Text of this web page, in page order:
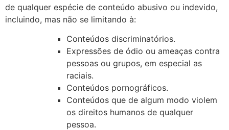
de qualquer espécie de conteúdo abusivo ou indevido,
incluindo, mas não se limitando à:
Conteúdos discriminatórios.
Expressões de ódio ou ameaças contra
pessoas ou grupos, em especial as
raciais.
Conteúdos pornográficos.
Conteúdos que de algum modo violem
os direitos humanos de qualquer
pessoa.